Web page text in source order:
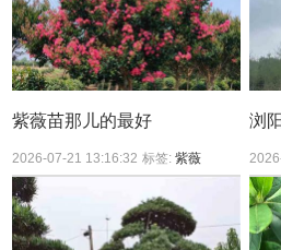
紫薇苗那儿的最好
2026-07-21 13:16:32 标签:紫薇